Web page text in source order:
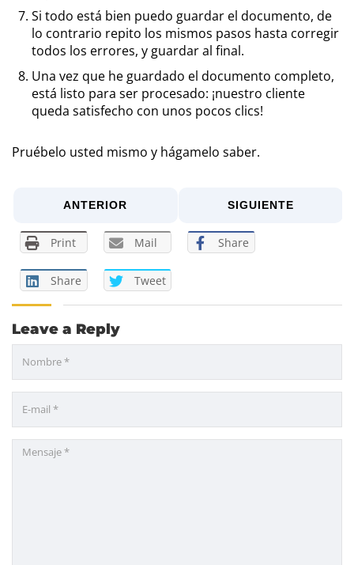
Si todo está bien puedo guardar el documento, de
lo contrario repito los mismos pasos hasta corregir
todos los errores, y guardar al final.
Una vez que he guardado el documento completo,
está listo para ser procesado: ¡nuestro cliente
queda satisfecho con unos pocos clics!
Pruébelo usted mismo y hágamelo saber.
ANTERIOR SIGUIENTE
Print Mail Share
Share Tweet
Leave a Reply